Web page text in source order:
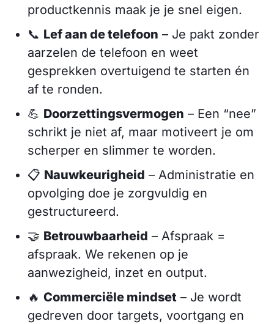
productkennis maak je je snel eigen.
📞 Lef aan de telefoon – Je pakt zonder
aarzelen de telefoon en weet
gesprekken overtuigend te starten én
af te ronden.
💪 Doorzettingsvermogen – Een “nee”
schrikt je niet af, maar motiveert je om
scherper en slimmer te worden.
📋 Nauwkeurigheid – Administratie en
opvolging doe je zorgvuldig en
gestructureerd.
🤝 Betrouwbaarheid – Afspraak =
afspraak. We rekenen op je
aanwezigheid, inzet en output.
🔥 Commerciële mindset – Je wordt
gedreven door targets, voortgang en